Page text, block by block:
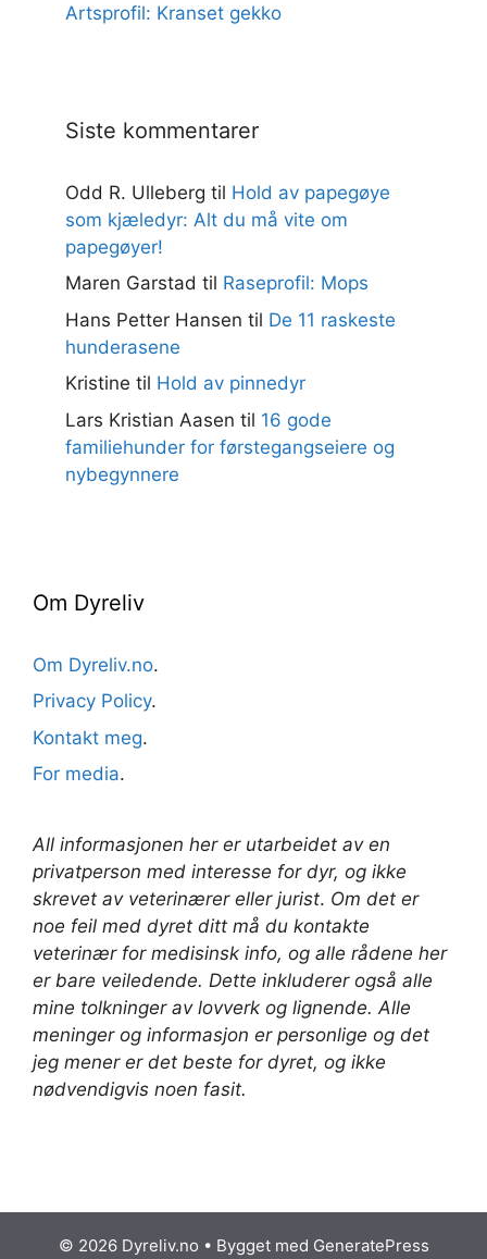
Artsprofil: Kranset gekko
Siste kommentarer
Odd R. Ulleberg til Hold av papegøye
som kjæledyr: Alt du må vite om
papegøyer!
Maren Garstad til Raseprofil: Mops
Hans Petter Hansen til De 11 raskeste
hunderasene
Kristine til Hold av pinnedyr
Lars Kristian Aasen til 16 gode
familiehunder for førstegangseiere og
nybegynnere
Om Dyreliv
Om Dyreliv.no.
Privacy Policy.
Kontakt meg.
For media.
All informasjonen her er utarbeidet av en
privatperson med interesse for dyr, og ikke
skrevet av veterinærereller jurist. Om det er
noe feil med dyret ditt må du kontakte
veterinær for medisinsk info, og alle rådene her
er bare veiledende. Dette inkluderer også alle
mine tolkninger av lovverk og lignende. Alle
meninger og informasjon er personlige og det
jeg mener er det beste for dyret, og ikke
nødvendigvis noen fasit.
© 2026 Dyreliv.no • Bygget med GeneratePress